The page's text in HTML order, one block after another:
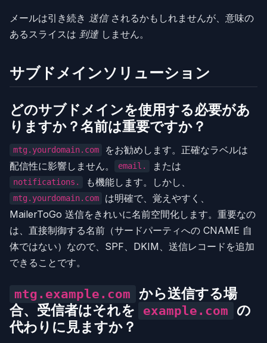
メールは引き続き 送信されるかもしれませんが、意味の
あるスライスは 到達しません。
サブドメインソリューション
どのサブドメインを使用する必要があ
りますか？名前は重要ですか？
mtg.yourdomain.com
をお勧めします。正確なラベルは
配信性に影響しません。
email. または
notifications. も機能します。しかし、
mtg.yourdomain.com
は明確で、覚えやすく、
MailerToGo 送信をきれいに名前空間化します。重要なの
は、直接制御する名前（サードパーティへの CNAME 自
体ではない）なので、SPF、DKIM、送信レコードを追加
できることです。
mtg.example.com
から送信する場
合、受信者はそれを
example.com
の
代わりに見ますか？